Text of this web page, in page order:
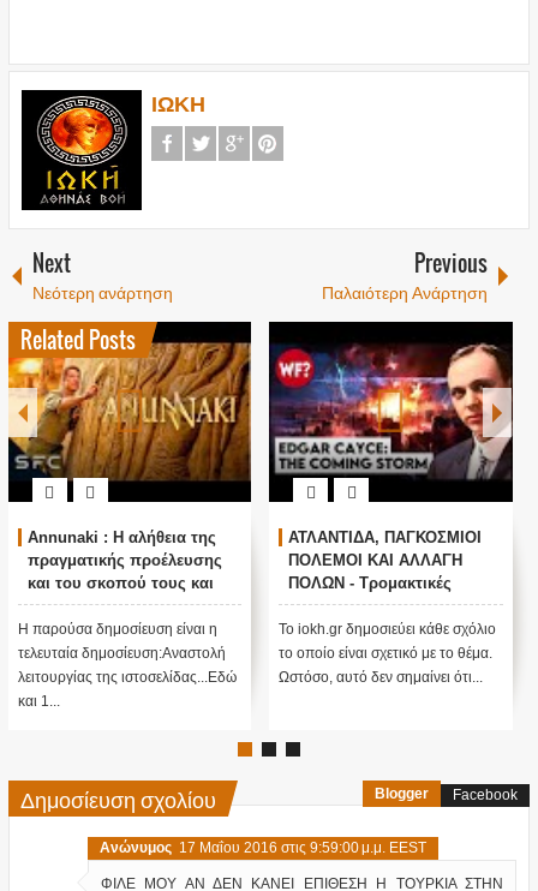
ΙΩΚΗ
Next
Νεότερη ανάρτηση
Previous
Παλαιότερη Ανάρτηση
Related Posts
Annunaki : Η αλήθεια της
πραγματικής προέλευσης
και του σκοπού τους και
αναστολή λειτουργίας μας
....
Η παρούσα δημοσίευση είναι η
τελευταία δημοσίευση:Αναστολή
λειτουργίας της ιστοσελίδας...Εδώ
και 1...
ΑΤΛΑΝΤΙΔΑ, ΠΑΓΚΟΣΜΙΟΙ
ΠΟΛΕΜΟΙ ΚΑΙ ΑΛΛΑΓΗ
ΠΟΛΩΝ - Τρομακτικές
προβλέψεις του Edgar
Cayce (Video)
Το iokh.gr δημοσιεύει κάθε σχόλιο
το οποίο είναι σχετικό με το θέμα.
Ωστόσο, αυτό δεν σημαίνει ότι...
Δημοσίευση σχολίου Blogger Facebook
Ανώνυμος 17 Μαΐου 2016 στις 9:59:00 μ.μ. EEST
ΦΙΛΕ ΜΟΥ ΑΝ ΔΕΝ ΚΑΝΕΙ ΕΠΙΘΕΣΗ Η ΤΟΥΡΚΙΑ ΣΤΗΝ